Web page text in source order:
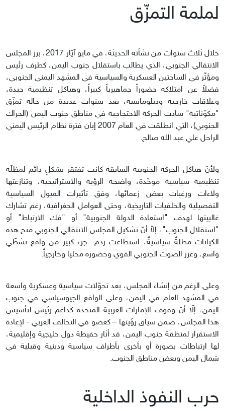
لملمة التمزّق
خلال ثلاث سنوات من نشأته الحديثة، في مايو آيّار 2017، برز المجلس
الانتقالي الجنوبي، الذي يطالب باستقلال جنوب اليمن، كطرف رئيس
ومؤثّر في الساحتين العسكرية والسياسية في المشهد اليمني الجنوبي،
فضلاً عن امتلاكه حضوراً جماهيرياً كبيراً، وهياكل تنظيمية جيدة،
وعلاقات خارجية ودبلوماسية، بعد سنوات عديدة من حالة تمزّق
"مكوّناتية" سادت الحركة الاحتجاجية في مناطق جنوب اليمن (الحراك
الجنوبي)، التي انطلقت في العام 2007 إبان فترة نظام الرئيس اليمني
الراحل علي عبد الله صالح.
ولأنّ هياكل الحركة الجنوبية السابقة كانت تفتقر بشكلٍ دائم لمظلّة
تنظيمية سياسية موحّدة، واضحة الرؤية والاستراتيجية، وتنازعتها
ولاءات ورغبات بعض زعمائها، وفق تأثيرات الميول السياسية
التفصيلية والخلفيات التاريخية، وحتى العوامل الجغرافية، رغم تشارك
غالبيتها لهدف "استعادة الدولة الجنوبية" أو "فك الارتباط" أو
"استقلال الجنوب"، إلاّ أنّ تشكيل المجلس الانتقالي الجنوبي منح هذه
الكيانات مظلةً سياسيةً، استطاعت ردم جزء كبير من واقع تشظّي
واسع، وعزز الصوت الجنوبي القوي وحضوره محليا وخارجياً.
وعلى الرغم من إنشاء المجلس، بعد تحوّلات سياسية وعسكرية واسعة
في المشهد العام في اليمن، وعلى الواقع الجيوسياسي في جنوب
اليمن، إلّا أنّ وقوف الإمارات العربية المتحدة كداعم رئيس لتأسيس
هذا المجلس، ضمن سياق رؤيتها – كعضو في التحالف العربي - لإعادة
الاستقرار لمنطقة جنوب اليمن، قد أثار حفيظة دول خليجية وإقليمية،
لها ارتباطات بصورة أو بأخرى بأطراف سياسية ودينية وقبلية في
شمال اليمن وبعض مناطق الجنوب.
حرب النفوذ الداخلية